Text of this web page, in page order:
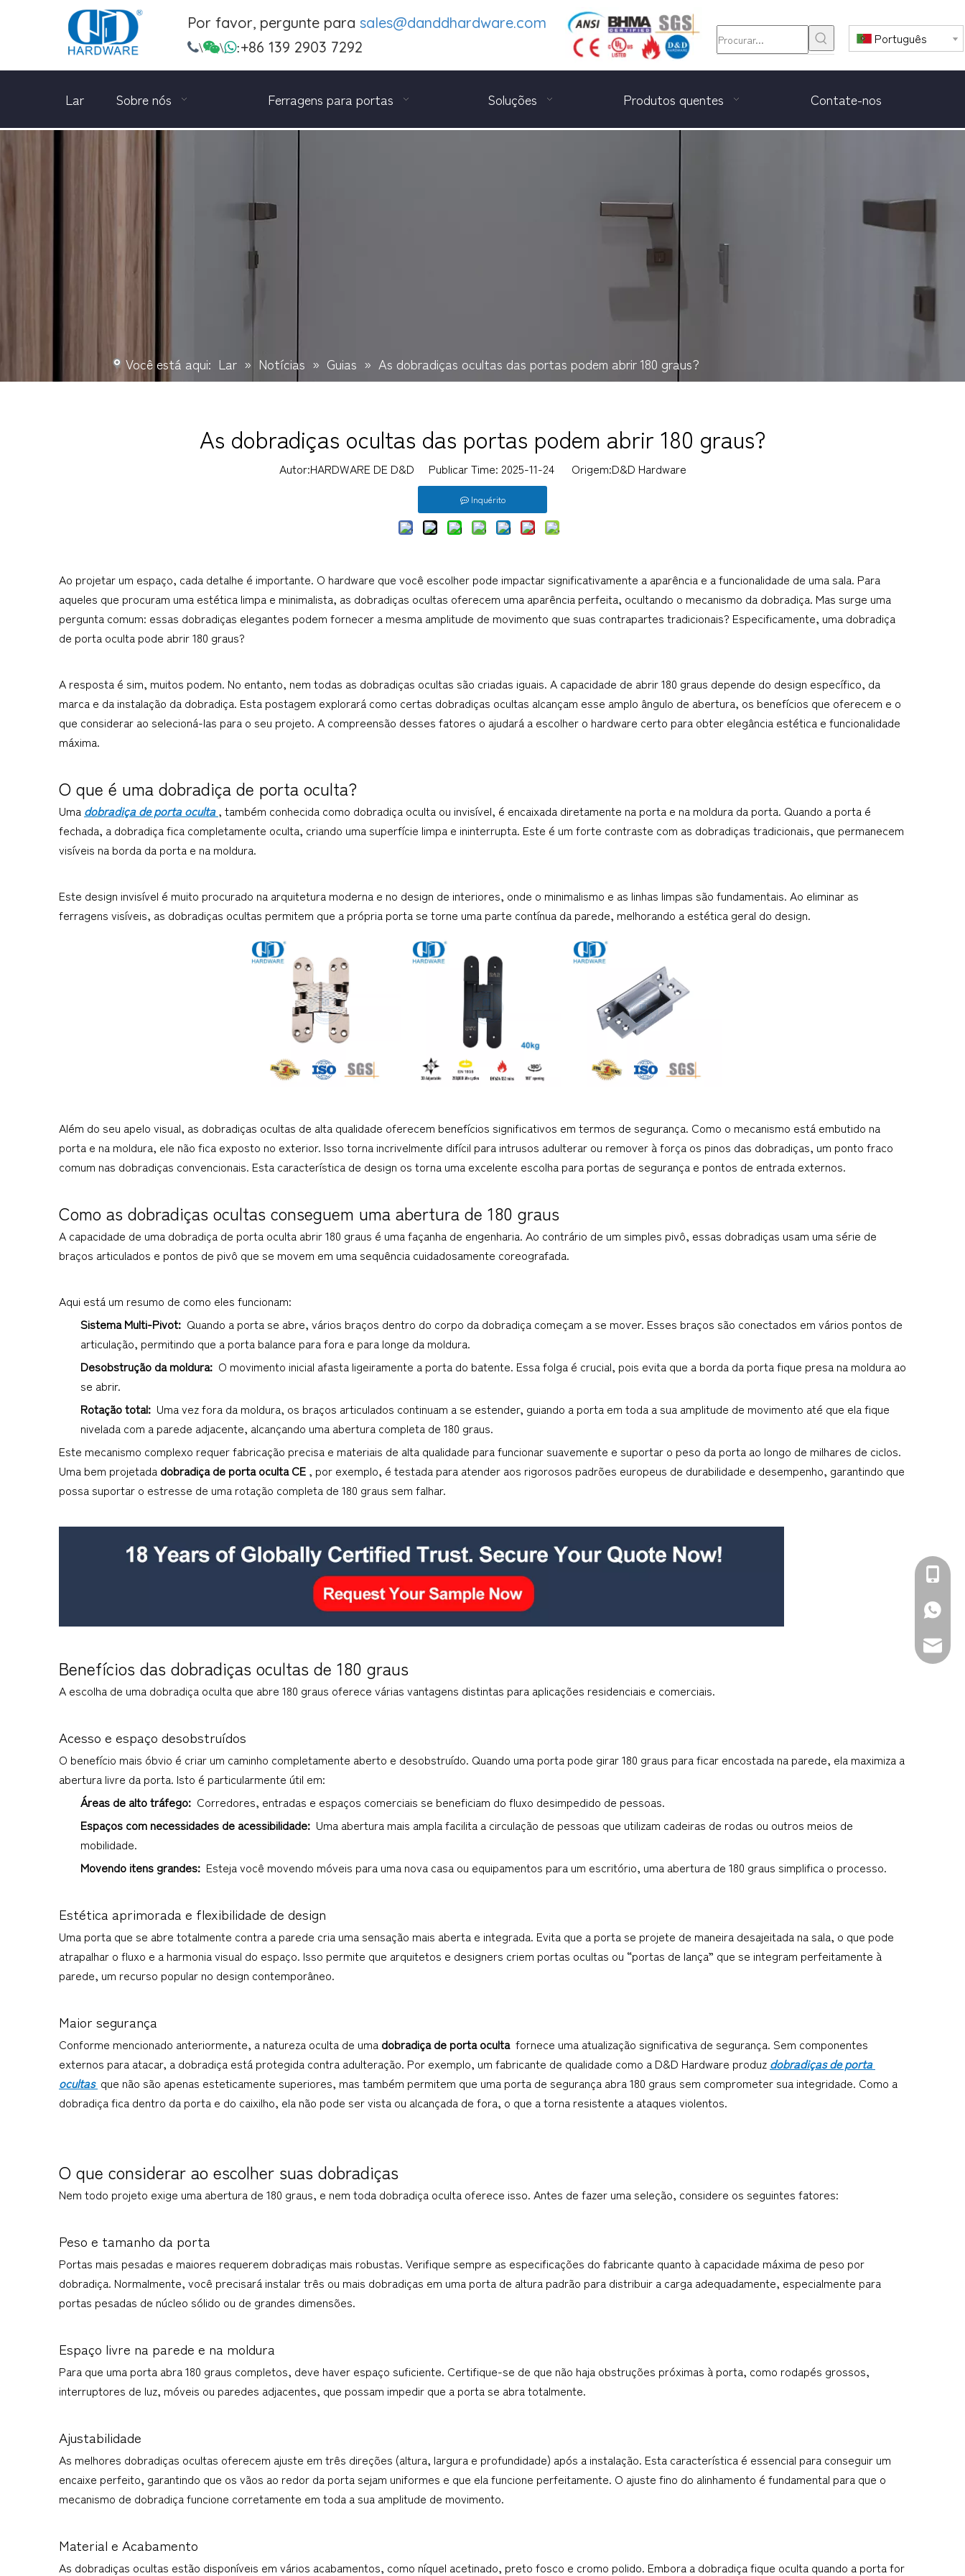
Por favor, pergunte para sales@danddhardware.com
\\:+86 139 2903 7292 Português
Lar Sobre nós Ferragens para portas Soluções Produtos quentes Contate-nos
Você está aqui: Lar » Notícias » Guias » As dobradiças ocultas das portas podem abrir 180 graus?
As dobradiças ocultas das portas podem abrir 180 graus?
Autor:HARDWARE DE D&D Publicar Time: 2025-11-24 Origem:D&D Hardware
Inquérito
Ao projetar um espaço, cada detalhe é importante. O hardware que você escolher pode impactar significativamente a aparência e a funcionalidade de uma sala. Para
aqueles que procuram uma estética limpa e minimalista, as dobradiças ocultas oferecem uma aparência perfeita, ocultando o mecanismo da dobradiça. Mas surge uma
pergunta comum: essas dobradiças elegantes podem fornecer a mesma amplitude de movimento que suas contrapartes tradicionais? Especificamente, uma dobradiça
de porta oculta pode abrir 180 graus?
A resposta é sim, muitos podem. No entanto, nem todas as dobradiças ocultas são criadas iguais. A capacidade de abrir 180 graus depende do design específico, da
marca e da instalação da dobradiça. Esta postagem explorará como certas dobradiças ocultas alcançam esse amplo ângulo de abertura, os benefícios que oferecem e o
que considerar ao selecioná-las para o seu projeto. A compreensão desses fatores o ajudará a escolher o hardware certo para obter elegância estética e funcionalidade
máxima.
O que é uma dobradiça de porta oculta?
Uma dobradiça de porta oculta , também conhecida como dobradiça oculta ou invisível, é encaixada diretamente na porta e na moldura da porta. Quando a porta é
fechada, a dobradiça fica completamente oculta, criando uma superfície limpa e ininterrupta. Este é um forte contraste com as dobradiças tradicionais, que permanecem
visíveis na borda da porta e na moldura.
Este design invisível é muito procurado na arquitetura moderna e no design de interiores, onde o minimalismo e as linhas limpas são fundamentais. Ao eliminar as
ferragens visíveis, as dobradiças ocultas permitem que a própria porta se torne uma parte contínua da parede, melhorando a estética geral do design.
Além do seu apelo visual, as dobradiças ocultas de alta qualidade oferecem benefícios significativos em termos de segurança. Como o mecanismo está embutido na
porta e na moldura, ele não fica exposto no exterior. Isso torna incrivelmente difícil para intrusos adulterar ou remover à força os pinos das dobradiças, um ponto fraco
comum nas dobradiças convencionais. Esta característica de design os torna uma excelente escolha para portas de segurança e pontos de entrada externos.
Como as dobradiças ocultas conseguem uma abertura de 180 graus
A capacidade de uma dobradiça de porta oculta abrir 180 graus é uma façanha de engenharia. Ao contrário de um simples pivô, essas dobradiças usam uma série de
braços articulados e pontos de pivô que se movem em uma sequência cuidadosamente coreografada.
Aqui está um resumo de como eles funcionam:
Sistema Multi-Pivot: Quando a porta se abre, vários braços dentro do corpo da dobradiça começam a se mover. Esses braços são conectados em vários pontos de
articulação, permitindo que a porta balance para fora e para longe da moldura.
Desobstrução da moldura: O movimento inicial afasta ligeiramente a porta do batente. Essa folga é crucial, pois evita que a borda da porta fique presa na moldura ao
se abrir.
Rotação total: Uma vez fora da moldura, os braços articulados continuam a se estender, guiando a porta em toda a sua amplitude de movimento até que ela fique
nivelada com a parede adjacente, alcançando uma abertura completa de 180 graus.
Este mecanismo complexo requer fabricação precisa e materiais de alta qualidade para funcionar suavemente e suportar o peso da porta ao longo de milhares de ciclos.
Uma bem projetada dobradiça de porta oculta CE , por exemplo, é testada para atender aos rigorosos padrões europeus de durabilidade e desempenho, garantindo que
possa suportar o estresse de uma rotação completa de 180 graus sem falhar.
Benefícios das dobradiças ocultas de 180 graus
A escolha de uma dobradiça oculta que abre 180 graus oferece várias vantagens distintas para aplicações residenciais e comerciais.
Acesso e espaço desobstruídos
O benefício mais óbvio é criar um caminho completamente aberto e desobstruído. Quando uma porta pode girar 180 graus para ficar encostada na parede, ela maximiza a
abertura livre da porta. Isto é particularmente útil em:
Áreas de alto tráfego: Corredores, entradas e espaços comerciais se beneficiam do fluxo desimpedido de pessoas.
Espaços com necessidades de acessibilidade: Uma abertura mais ampla facilita a circulação de pessoas que utilizam cadeiras de rodas ou outros meios de
mobilidade.
Movendo itens grandes: Esteja você movendo móveis para uma nova casa ou equipamentos para um escritório, uma abertura de 180 graus simplifica o processo.
Estética aprimorada e flexibilidade de design
Uma porta que se abre totalmente contra a parede cria uma sensação mais aberta e integrada. Evita que a porta se projete de maneira desajeitada na sala, o que pode
atrapalhar o fluxo e a harmonia visual do espaço. Isso permite que arquitetos e designers criem portas ocultas ou “portas de lança” que se integram perfeitamente à
parede, um recurso popular no design contemporâneo.
Maior segurança
Conforme mencionado anteriormente, a natureza oculta de uma dobradiça de porta oculta fornece uma atualização significativa de segurança. Sem componentes
externos para atacar, a dobradiça está protegida contra adulteração. Por exemplo, um fabricante de qualidade como a D&D Hardware produz dobradiças de porta
ocultas que não são apenas esteticamente superiores, mas também permitem que uma porta de segurança abra 180 graus sem comprometer sua integridade. Como a
dobradiça fica dentro da porta e do caixilho, ela não pode ser vista ou alcançada de fora, o que a torna resistente a ataques violentos.
O que considerar ao escolher suas dobradiças
Nem todo projeto exige uma abertura de 180 graus, e nem toda dobradiça oculta oferece isso. Antes de fazer uma seleção, considere os seguintes fatores:
Peso e tamanho da porta
Portas mais pesadas e maiores requerem dobradiças mais robustas. Verifique sempre as especificações do fabricante quanto à capacidade máxima de peso por
dobradiça. Normalmente, você precisará instalar três ou mais dobradiças em uma porta de altura padrão para distribuir a carga adequadamente, especialmente para
portas pesadas de núcleo sólido ou de grandes dimensões.
Espaço livre na parede e na moldura
Para que uma porta abra 180 graus completos, deve haver espaço suficiente. Certifique-se de que não haja obstruções próximas à porta, como rodapés grossos,
interruptores de luz, móveis ou paredes adjacentes, que possam impedir que a porta se abra totalmente.
Ajustabilidade
As melhores dobradiças ocultas oferecem ajuste em três direções (altura, largura e profundidade) após a instalação. Esta característica é essencial para conseguir um
encaixe perfeito, garantindo que os vãos ao redor da porta sejam uniformes e que ela funcione perfeitamente. O ajuste fino do alinhamento é fundamental para que o
mecanismo de dobradiça funcione corretamente em toda a sua amplitude de movimento.
Material e Acabamento
As dobradiças ocultas estão disponíveis em vários acabamentos, como níquel acetinado, preto fosco e cromo polido. Embora a dobradiça fique oculta quando a porta for
+86-
+86-